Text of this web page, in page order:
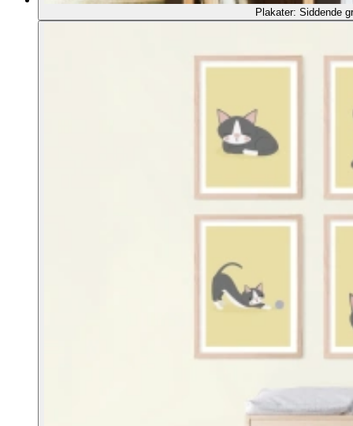
Plakater: Siddende